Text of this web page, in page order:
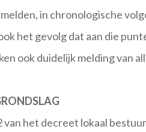
in chronologische
het gevolg dat aan die
ook duidelijk melding van
van het decreet lokaal